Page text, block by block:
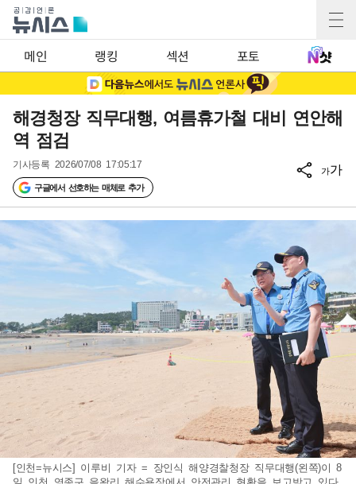
메인 랭킹 섹션 포토
해경청장 직무대행, 여름휴가철 대비 연안해
역 점검
기사등록 2026/07/08 17:05:17
구글에서 선호하는 매체로 추가
가가
[인천=뉴시스] 이루비 기자 = 장인식 해양경찰청장 직무대행(왼쪽)이 8